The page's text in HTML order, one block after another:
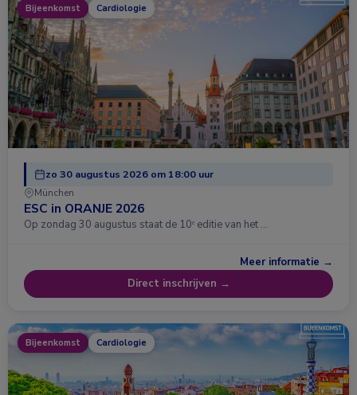
Bijeenkomst Cardiologie
zo 30 augustus 2026 om 18:00 uur
München
ESC in ORANJE 2026
Op zondag 30 augustus staat de 10ᵉ editie van het …
Meer informatie →
Direct inschrijven →
Bijeenkomst Cardiologie